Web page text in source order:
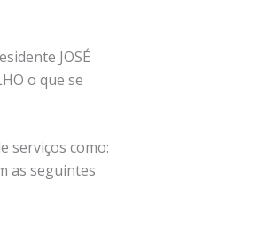
JOSÉ
o que se
serviços como:
as seguintes